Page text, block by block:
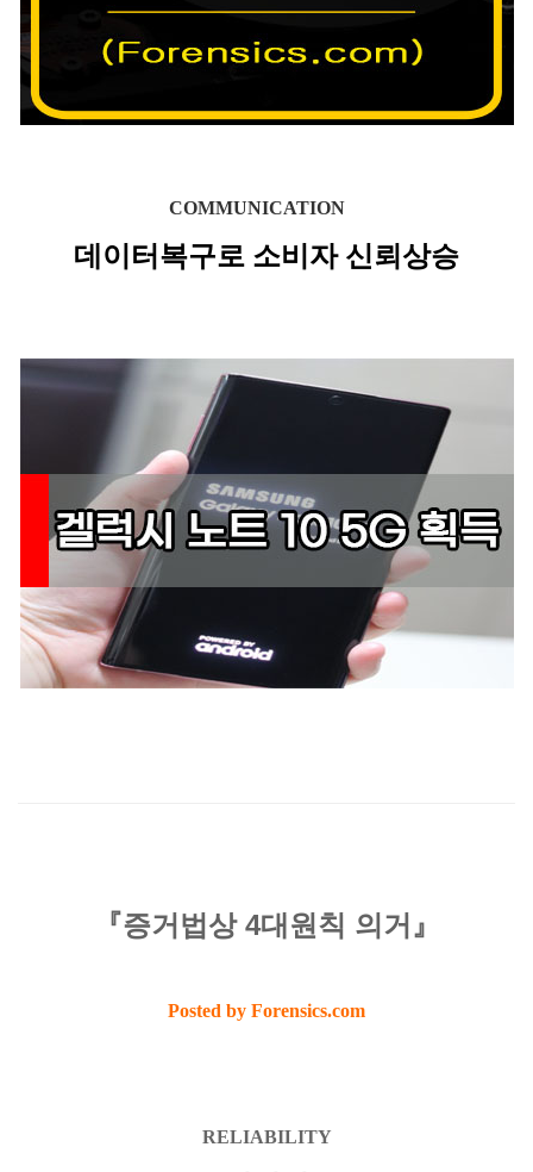
COMMUNICATION
데이터복구로 소비자 신뢰상승
『증거법상 4대원칙 의거』
Posted by Forensics.com
RELIABILITY